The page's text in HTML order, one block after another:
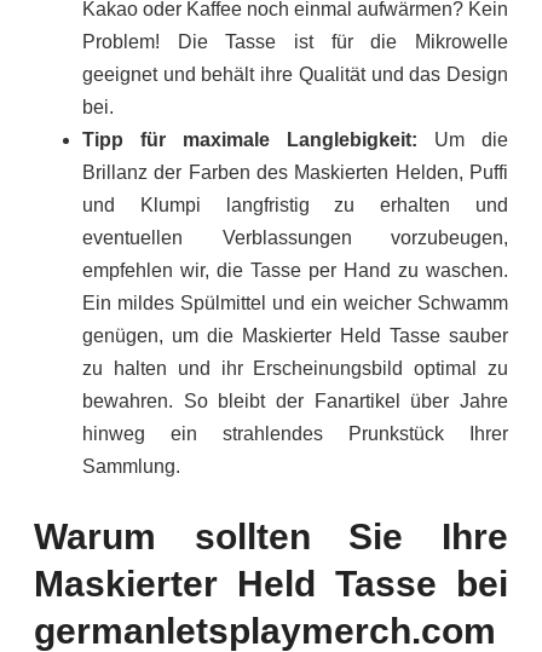
Kakao oder Kaffee noch einmal aufwärmen? Kein
Problem! Die Tasse ist für die Mikrowelle
geeignet und behält ihre Qualität und das Design
bei.
Tipp für maximale Langlebigkeit: Um die
Brillanz der Farben des Maskierten Helden, Puffi
und Klumpi langfristig zu erhalten und
eventuellen Verblassungen vorzubeugen,
empfehlen wir, die Tasse per Hand zu waschen.
Ein mildes Spülmittel und ein weicher Schwamm
genügen, um die Maskierter Held Tasse sauber
zu halten und ihr Erscheinungsbild optimal zu
bewahren. So bleibt der Fanartikel über Jahre
hinweg ein strahlendes Prunkstück Ihrer
Sammlung.
Warum sollten Sie Ihre
Maskierter Held Tasse bei
germanletsplaymerch.com